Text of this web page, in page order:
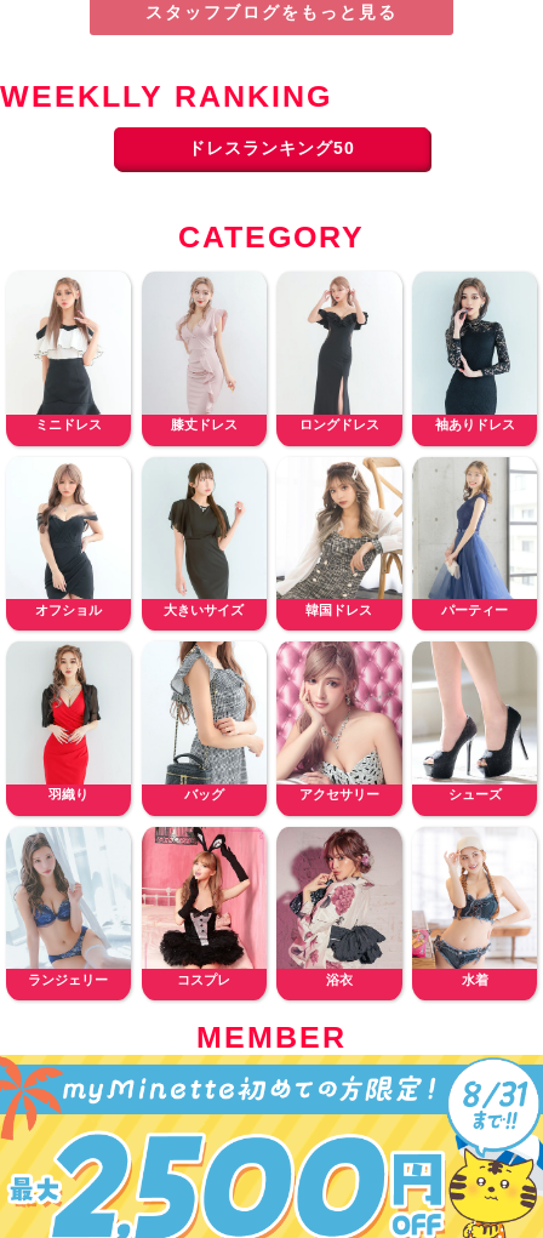
スタッフブログをもっと見る
WEEKLLY RANKING
ドレスランキング50
CATEGORY
ミニドレス 膝丈ドレス ロングドレス 袖ありドレス
オフショル 大きいサイズ 韓国ドレス パーティー
羽織り バッグ アクセサリー シューズ
ランジェリー コスプレ 浴衣 水着
MEMBER